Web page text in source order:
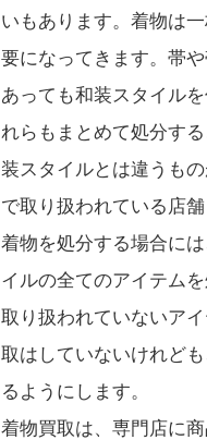
いもあります。着物は
要になってきます。帯
あっても和装スタイル
れらもまとめて処分す
装スタイルとは違うも
で取り扱われている店舗
着物を処分する場合に
イルの全てのアイテム
取り扱われていないア
取はしていないけれど
るようにします。
着物買取は、専門店に